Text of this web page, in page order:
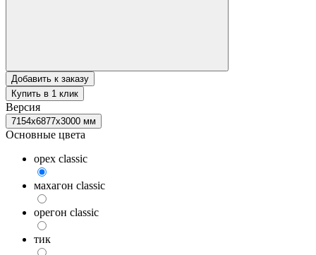
Добавить к заказу
Купить в 1 клик
Версия
7154x6877x3000 мм
Основные цвета
орех classic
махагон classic
орегон classic
тик